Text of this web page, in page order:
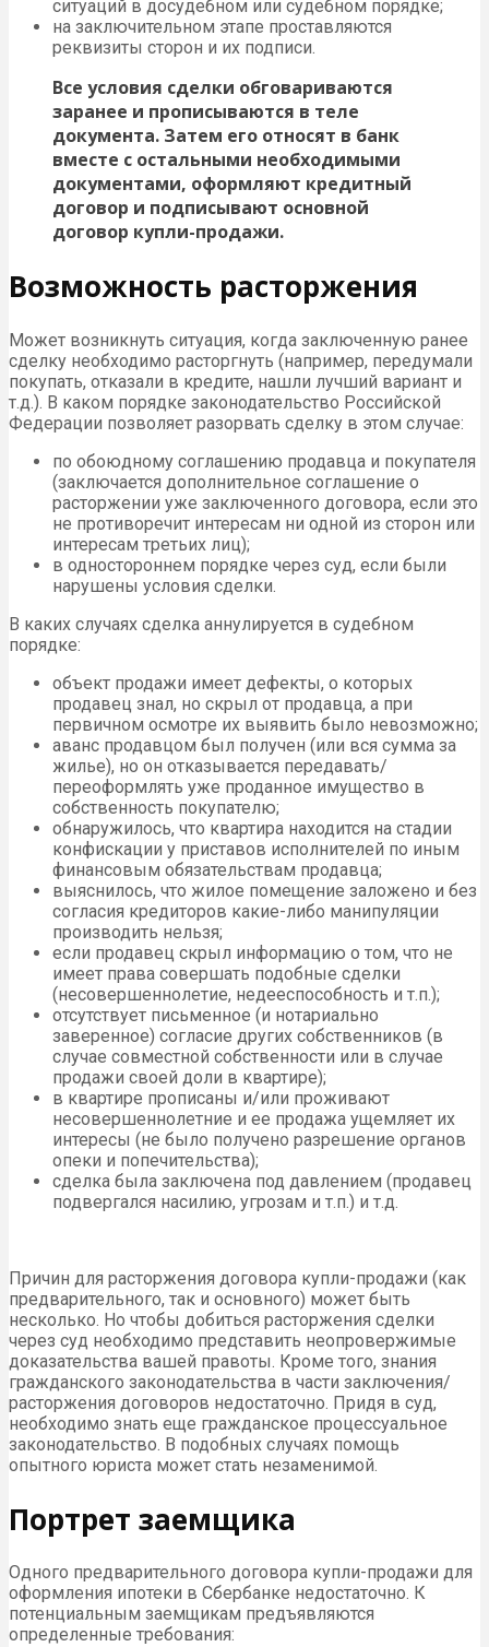
ситуаций в досудебном или судебном порядке;
на заключительном этапе проставляются
реквизиты сторон и их подписи.
Все условия сделки обговариваются
заранее и прописываются в теле
документа. Затем его относят в банк
вместе с остальными необходимыми
документами, оформляют кредитный
договор и подписывают основной
договор купли-продажи.
Возможность расторжения
Может возникнуть ситуация, когда заключенную ранее
сделку необходимо расторгнуть (например, передумали
покупать, отказали в кредите, нашли лучший вариант и
т.д.). В каком порядке законодательство Российской
Федерации позволяет разорвать сделку в этом случае:
по обоюдному соглашению продавца и покупателя
(заключается дополнительное соглашение о
расторжении уже заключенного договора, если это
не противоречит интересам ни одной из сторон или
интересам третьих лиц);
в одностороннем порядке через суд, если были
нарушены условия сделки.
В каких случаях сделка аннулируется в судебном
порядке:
объект продажи имеет дефекты, о которых
продавец знал, но скрыл от продавца, а при
первичном осмотре их выявить было невозможно;
аванс продавцом был получен (или вся сумма за
жилье), но он отказывается передавать/
переоформлять уже проданное имущество в
собственность покупателю;
обнаружилось, что квартира находится на стадии
конфискации у приставов исполнителей по иным
финансовым обязательствам продавца;
выяснилось, что жилое помещение заложено и без
согласия кредиторов какие-либо манипуляции
производить нельзя;
если продавец скрыл информацию о том, что не
имеет права совершать подобные сделки
(несовершеннолетие, недееспособность и т.п.);
отсутствует письменное (и нотариально
заверенное) согласие других собственников (в
случае совместной собственности или в случае
продажи своей доли в квартире);
в квартире прописаны и/или проживают
несовершеннолетние и ее продажа ущемляет их
интересы (не было получено разрешение органов
опеки и попечительства);
сделка была заключена под давлением (продавец
подвергался насилию, угрозам и т.п.) и т.д.
Причин для расторжения договора купли-продажи (как
предварительного, так и основного) может быть
несколько. Но чтобы добиться расторжения сделки
через суд необходимо представить неопровержимые
доказательства вашей правоты. Кроме того, знания
гражданского законодательства в части заключения/
расторжения договоров недостаточно. Придя в суд,
необходимо знать еще гражданское процессуальное
законодательство. В подобных случаях помощь
опытного юриста может стать незаменимой.
Портрет заемщика
Одного предварительного договора купли-продажи для
оформления ипотеки в Сбербанке недостаточно. К
потенциальным заемщикам предъявляются
определенные требования: